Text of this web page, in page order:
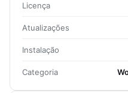
Licença
Atualizações
Instalação
Categoria